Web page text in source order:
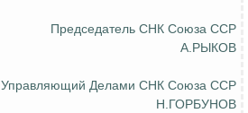
Председатель СНК Союза ССР
А.РЫКОВ
Управляющий Делами СНК Союза ССР
Н.ГОРБУНОВ